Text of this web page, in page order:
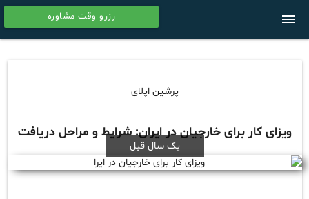
رزرو وقت مشاوره menu
پرشین اپلای
ویزای کار برای خارجیان در ایران: شرایط و مراحل دریافت
یک سال قبل